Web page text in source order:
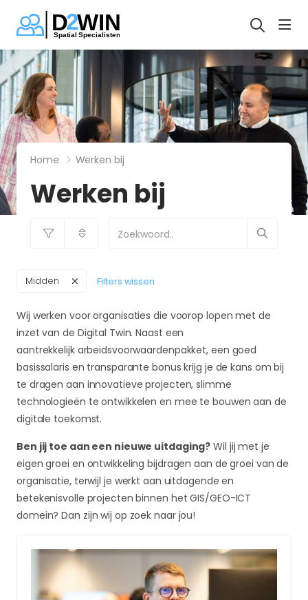
Home Werken bij
Werken bij
Midden Filters wissen
Wij werken voor organisaties die voorop lopen met de
inzet van de Digital Twin. Naast een
aantrekkelijk arbeidsvoorwaardenpakket, een goed
basissalaris en transparante bonus krijg je de kans om bij
te dragen aan innovatieve projecten, slimme
technologieën te ontwikkelen en mee te bouwen aan de
digitale toekomst.
Ben jij toe aan een nieuwe uitdaging? Wil jij met je
eigen groei en ontwikkeling bijdragen aan de groei van de
organisatie, terwijl je werkt aan uitdagende en
betekenisvolle projecten binnen het GIS/GEO-ICT
domein? Dan zijn wij op zoek naar jou!